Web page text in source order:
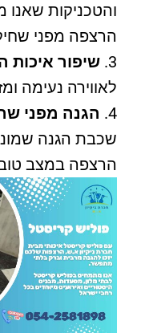
והטכניקות
הרצפה מפני
שיפור איכות
לאווירה נעימה
הגנה מפני
שכבת הגנה
הרצפה במצב טוב